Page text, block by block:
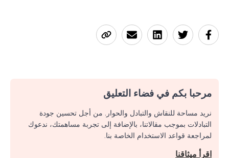
مرحبا بكم في فضاء التعليق
نريد مساحة للنقاش والتبادل والحوار. من أجل تحسين جودة
التبادلات بموجب مقالاتنا، بالإضافة إلى تجربة مساهمتك، ندعوك
لمراجعة قواعد الاستخدام الخاصة بنا.
اقرأ ميثاقنا